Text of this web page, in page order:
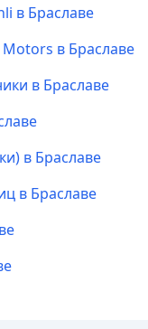
в Браславе
в Браславе
в Браславе
в Браславе
в Браславе